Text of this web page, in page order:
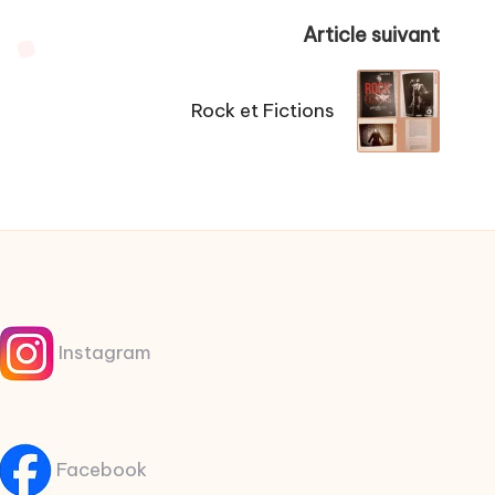
Article suivant
Rock et Fictions
Instagram
Facebook